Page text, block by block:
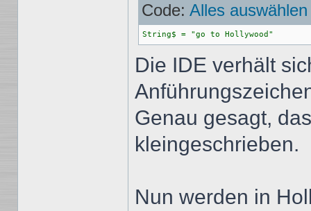
Code: Alles auswählen
String$ = "go to Hollywood"
Die IDE verhält
Genau gesagt,
kleingeschrieben.
Nun werden in